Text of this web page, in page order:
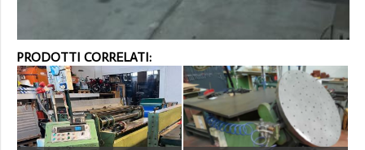
PRODOTTI CORRELATI: